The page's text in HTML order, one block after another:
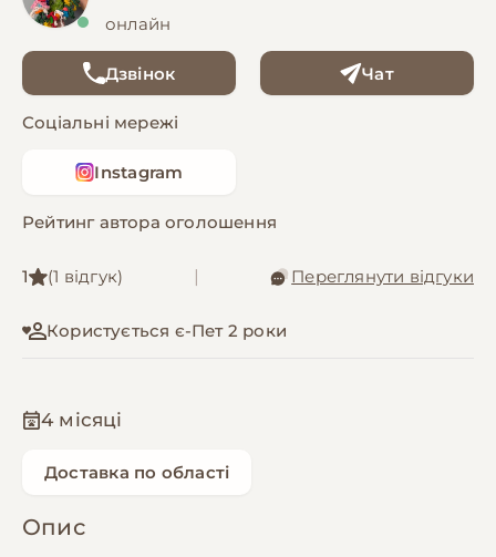
онлайн
Дзвінок Чат
Соціальні мережі
Instagram
Рейтинг автора оголошення
1 (1 відгук) Переглянути відгуки
Користується є-Пет 2 роки
4 місяці
Доставка по області
Опис